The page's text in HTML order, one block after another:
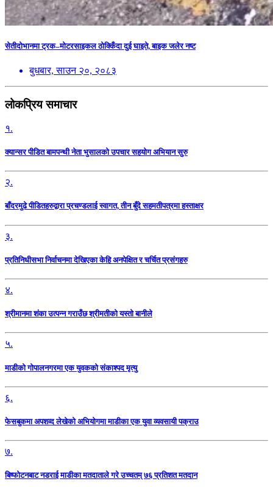
सेतीदोभानमा ट्रक–मोटरसाइकल ठोक्किँदा दुई घाइते, बाइक जलेर नष्ट
बुधबार, साउन २०, २०८३
लोकप्रिय समाचार
१.
क्यान्सर पीडित बामपन्थी नेता भुसालकाे उपचार सहयोग अभियान सुरु
२.
बाँदरमुढे पीडितहरुद्वारा प्रचण्डलाई स्वागत, तीन बुँदे सहमतीपत्रमा हस्ताक्षर
३.
प्रतिनिधीसभा निर्वाचनमा देखिएका केहि अनपेक्षित र चर्चित प्रसंगहरु
४.
श्रीमानमा शंका उत्पन्न गराउँछ श्रीमतीको यस्तो बानीले
५.
माडीको गोपालनगरमा एक युवकको संकाश्पद मृत्यु
६.
फेसबुकमा अपशव्द लेखेको अभियोगमा माडीका एक युवा व्यवसायी पक्राउ
७.
बिष्फोटनबाट नडराई माडीका मतदाताले गरे उच्चतम् ७६ प्रतिशत मतदान